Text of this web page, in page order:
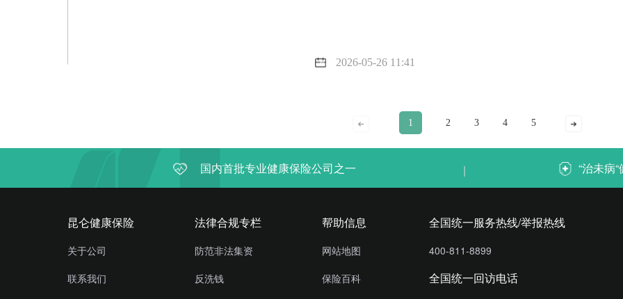
2026-05-26 11:41
1 2 3 4 5
国内首批专业健康保险公司之一 | “治未病
昆仑健康保险
关于公司
联系我们
法律合规专栏
防范非法集资
反洗钱
帮助信息
网站地图
保险百科
全国统一服务热线/举报热线
400-811-8899
全国统一回访电话